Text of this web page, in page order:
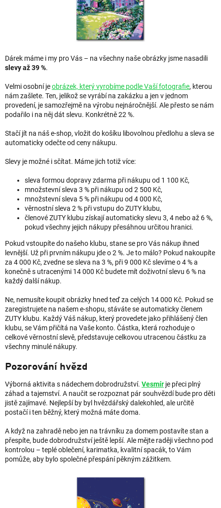
Dárek máme i my pro Vás – na všechny naše obrázky jsme nasadili
slevy až 39 %.
Velmi osobní jeobrázek, který vyrobíme podle Vaší fotografie, kterou
nám zašlete. Ten, jelikož se vyrábí na zakázku a jen v jednom
provedení, je samozřejmě na výrobu nejnáročnější. Ale přesto se nám
podařilo i na něj dát slevu. Konkrétně 22 %.
Stačí jít na náš e-shop, vložit do košíku libovolnou předlohu a sleva se
automaticky odečte od ceny nákupu.
Slevy je možné i sčítat. Máme jich totiž více:
sleva formou dopravy zdarma při nákupu od 1 100 Kč,
množstevní sleva 3 % při nákupu od 2 500 Kč,
množstevní sleva 5 % při nákupu od 4 000 Kč,
věrnostní sleva 2 % při vstupu do ZUTY klubu,
členové ZUTY klubu získají automaticky slevu 3, 4 nebo až 6 %,
pokud všechny jejich nákupy přesáhnou určitou hranici.
Pokud vstoupíte do našeho klubu, stane se pro Vás nákup ihned
levnější. Už při prvním nákupu jde o 2 %. Je to málo? Pokud nakoupíte
za 4 000 Kč, zvedne se sleva na 3 %, při 9 000 Kč slevíme o 4 % a
konečně s utracenými 14 000 Kč budete mít doživotní slevu 6 % na
každý další nákup.
Ne, nemusíte koupit obrázky hned teď za celých 14 000 Kč. Pokud se
zaregistrujete na našem e-shopu, stáváte se automaticky členem
ZUTY klubu. Každý Váš nákup, který provedete jako přihlášený člen
klubu, se Vám přičítá na Vaše konto. Částka, která rozhoduje o
celkové věrnostní slevě, představuje celkovou utracenou částku za
všechny minulé nákupy.
Pozorování hvězd
Výborná aktivita s nádechem dobrodružství. Vesmír je přeci plný
záhad a tajemství. A naučit se rozpoznat pár souhvězdí bude pro děti
jistě zajímavé. Nejlepší by byl hvězdářský dalekohled, ale určitě
postačí i ten běžný, který možná máte doma.
A když na zahradě nebo jen na trávníku za domem postavíte stan a
přespíte, bude dobrodružství ještě lepší. Ale mějte raději všechno pod
kontrolou – teplé oblečení, karimatka, kvalitní spacák, to Vám
pomůže, aby bylo společné přespání pěkným zážitkem.